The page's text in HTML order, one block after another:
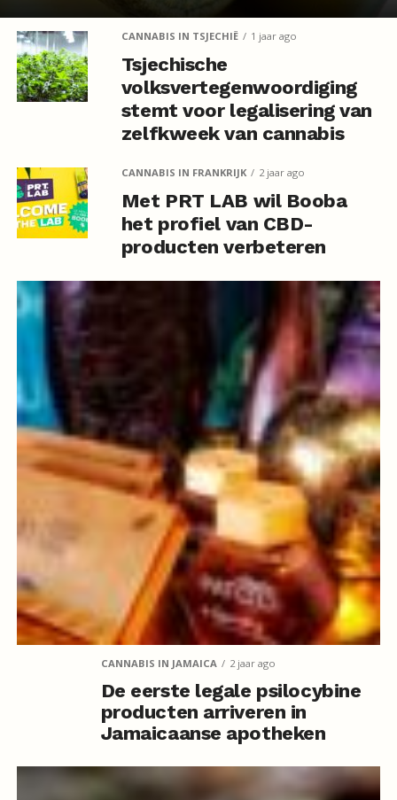
CANNABIS IN TSJECHIË 1 jaar ago
Tsjechische
volksvertegenwoordiging
stemt voor legalisering van
zelfkweek van cannabis
CANNABIS IN FRANKRIJK 2 jaar ago
Met PRT LAB wil Booba
het profiel van CBD-
producten verbeteren
CANNABIS IN JAMAICA 2 jaar ago
De eerste legale psilocybine
producten arriveren in
Jamaicaanse apotheken